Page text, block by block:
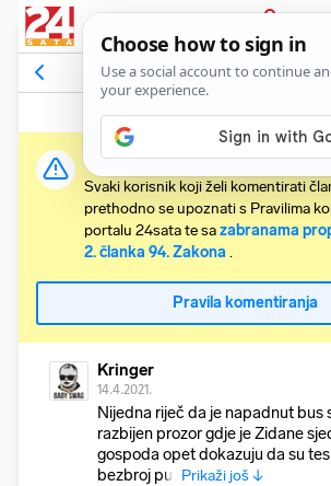
PRIJAVA
Komentari180
Važna obavijest:
Svaki korisnik koji želi komentirati
prethodno se upoznati s Pravilima
portalu 24sata te sazabranama
2. članka 94. Zakona .
Pravila komentiranja
Kringer
14.4.2021.
Nijedna riječ da je napadnut bus
razbijen prozor gdje je Zidane
gospoda opet dokazuju da su
bezbroj put Prikaži još ↓